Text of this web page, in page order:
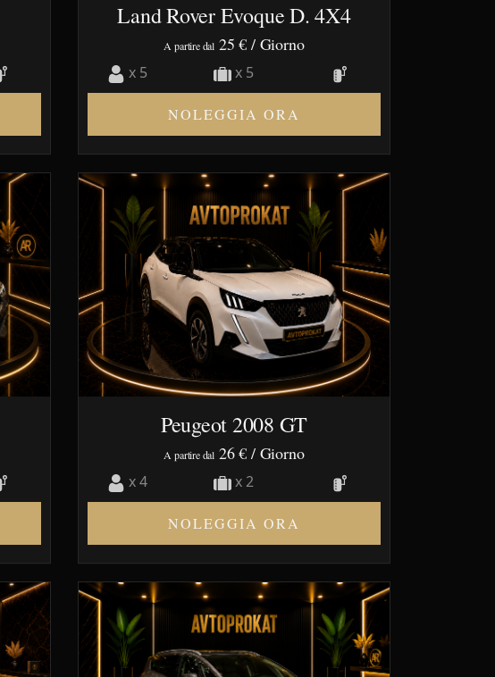
Land Rover Evoque D. 4X4
A partire dal 25 € / Giorno
x 5 x 5
NOLEGGIA ORA
Peugeot 2008 GT
A partire dal 26 € / Giorno
x 4 x 2
NOLEGGIA ORA